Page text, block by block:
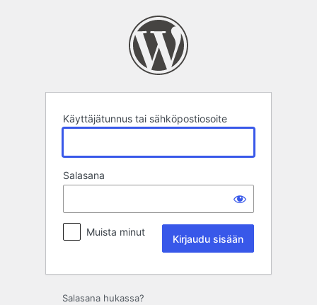
Käyttäjätunnus tai sähköpostiosoite
Salasana
Muista minut
Salasana hukassa?